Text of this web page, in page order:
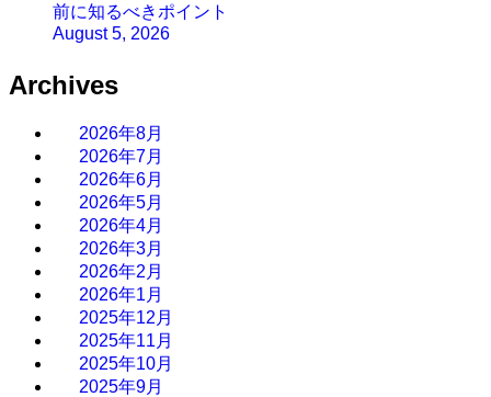
前に知るべきポイント
August 5, 2026
Archives
2026年8月
2026年7月
2026年6月
2026年5月
2026年4月
2026年3月
2026年2月
2026年1月
2025年12月
2025年11月
2025年10月
2025年9月